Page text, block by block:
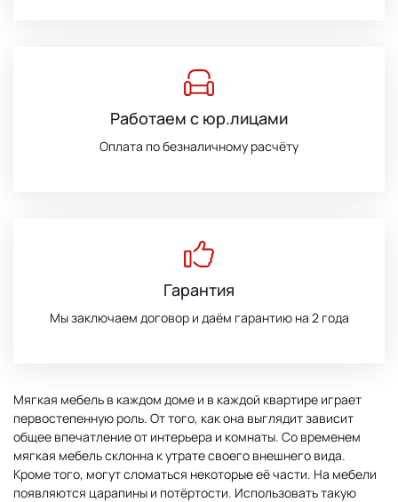
Работаем с юр.лицами
Оплата по безналичному расчёту
Гарантия
Мы заключаем договор и даём гарантию на 2 года
Мягкая мебель в каждом доме и в каждой квартире играет
первостепенную роль. От того, как она выглядит зависит
общее впечатление от интерьера и комнаты. Со временем
мягкая мебель склонна к утрате своего внешнего вида.
Кроме того, могут сломаться некоторые её части. На мебели
появляются царапины и потёртости. Использовать такую